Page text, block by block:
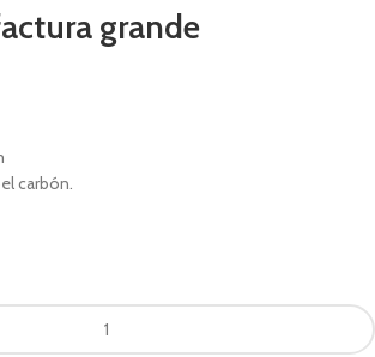
grande
carbón.